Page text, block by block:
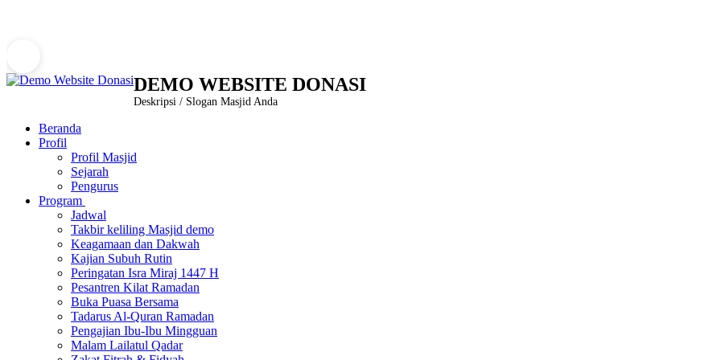
DEMO WEBSITE DONASI
Deskripsi / Slogan Masjid Anda
Beranda
Profil
Profil Masjid
Sejarah
Pengurus
Program
Jadwal
Takbir keliling Masjid demo
Keagamaan dan Dakwah
Kajian Subuh Rutin
Peringatan Isra Miraj 1447 H
Pesantren Kilat Ramadan
Buka Puasa Bersama
Tadarus Al-Quran Ramadan
Pengajian Ibu-Ibu Mingguan
Malam Lailatul Qadar